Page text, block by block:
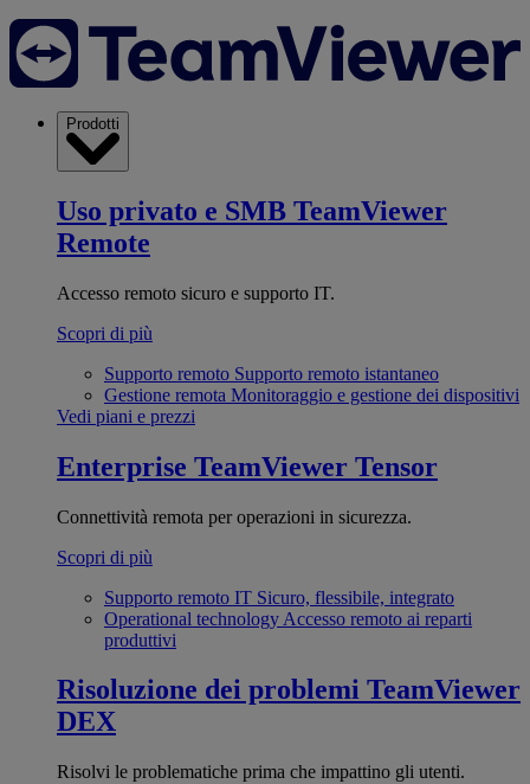
Prodotti
Uso privato e SMB TeamViewer
Remote
Accesso remoto sicuro e supporto IT.
Scopri di più
Supporto remoto Supporto remoto istantaneo
Gestione remota Monitoraggio e gestione dei dispositivi
Vedi piani e prezzi
Enterprise TeamViewer Tensor
Connettività remota per operazioni in sicurezza.
Scopri di più
Supporto remoto IT Sicuro, flessibile, integrato
Operational technology Accesso remoto ai reparti
produttivi
Risoluzione dei problemi TeamViewer
DEX
Risolvi le problematiche prima che impattino gli utenti.